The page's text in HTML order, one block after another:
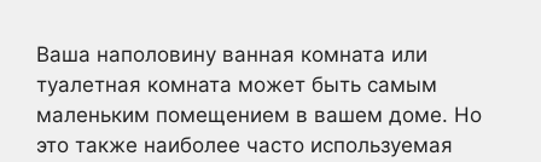
Ваша наполовину ванная комната или
туалетная комната может быть самым
маленьким помещением в вашем доме. Но
это также наиболее часто используемая